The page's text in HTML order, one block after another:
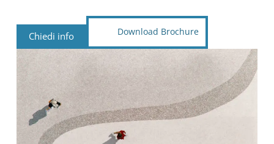
Chiedi info Download Brochure